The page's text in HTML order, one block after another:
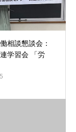
相談懇談会：
学習会 「労